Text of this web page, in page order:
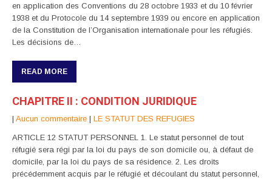
en application des Conventions du 28 octobre 1933 et du 10 février
1938 et du Protocole du 14 septembre 1939 ou encore en application
de la Constitution de l’Organisation internationale pour les réfugiés.
Les décisions de…
READ MORE
CHAPITRE II : CONDITION JURIDIQUE
| Aucun commentaire | LE STATUT DES REFUGIES
ARTICLE 12 STATUT PERSONNEL 1. Le statut personnel de tout
réfugié sera régi par la loi du pays de son domicile ou, à défaut de
domicile, par la loi du pays de sa résidence. 2. Les droits
précédemment acquis par le réfugié et découlant du statut personnel,